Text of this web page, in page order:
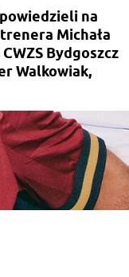
na
Michała
Bydgoszcz
Walkowiak,